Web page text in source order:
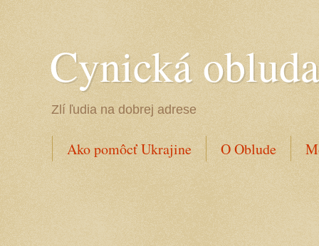
Cynická obluda
Zlí ľudia na dobrej adrese
Ako pomôcť Ukrajine O Oblude